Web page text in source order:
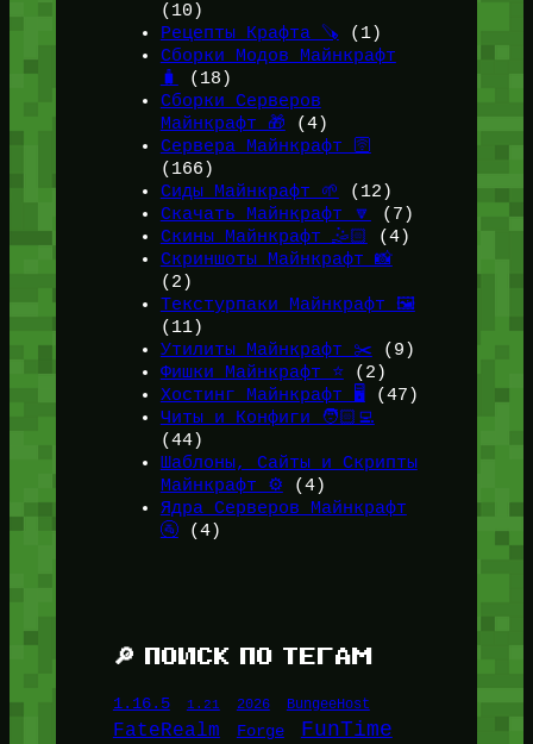
(10)
Рецепты Крафта 🪚 (1)
Сборки Модов Майнкрафт
🧳
(18)
Сборки Серверов
Майнкрафт 🎁 (4)
Сервера Майнкрафт 🛜
(166)
Сиды Майнкрафт 🌱
(12)
Скачать Майнкрафт 🔽
(7)
Скины Майнкрафт 🤹🏻
(4)
Скриншоты Майнкрафт 📸
(2)
Текстурпаки Майнкрафт 🖼️
(11)
Утилиты Майнкрафт ✂️ (9)
Фишки Майнкрафт ⭐(2)
Хостинг Майнкрафт 🖥️ (47)
Читы и Конфиги 🧑🏻‍💻
(44)
Шаблоны, Сайты и Скрипты
Майнкрафт ⚙️ (4)
Ядра Серверов Майнкрафт
🚰(4)
🔎 ПОИСК ПО ТЕГАМ
1.16.5 1.21 2026 BungeeHost
FateRealm Forge FunTime